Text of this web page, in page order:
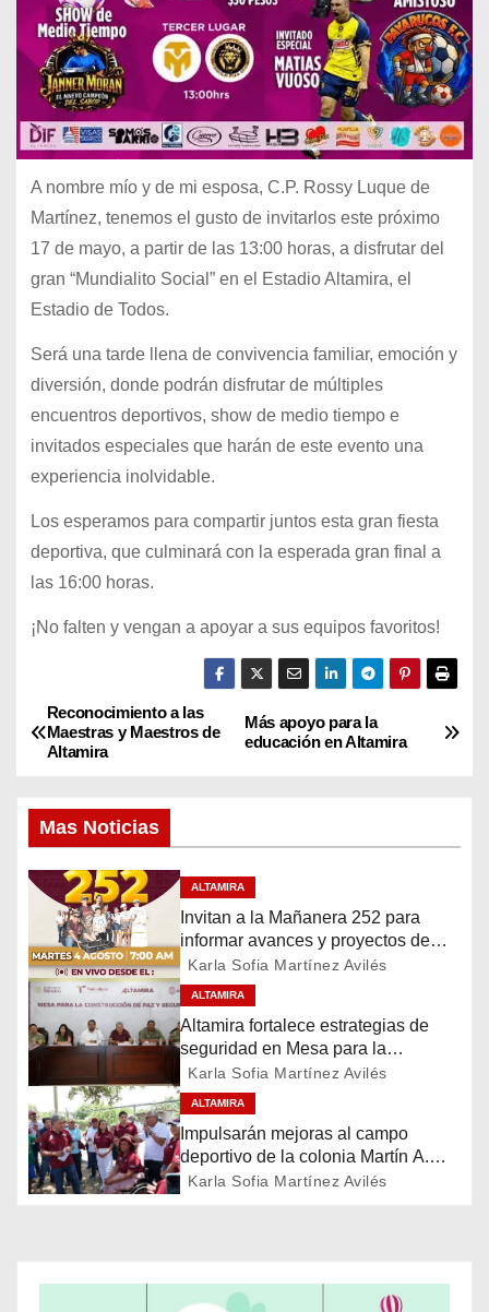
A nombre mío y de mi esposa, C.P. Rossy Luque de
Martínez, tenemos el gusto de invitarlos este próximo
17 de mayo, a partir de las 13:00 horas, a disfrutar del
gran “Mundialito Social” en el Estadio Altamira, el
Estadio de Todos.
Será una tarde llena de convivencia familiar, emoción y
diversión, donde podrán disfrutar de múltiples
encuentros deportivos, show de medio tiempo e
invitados especiales que harán de este evento una
experiencia inolvidable.
Los esperamos para compartir juntos esta gran fiesta
deportiva, que culminará con la esperada gran final a
las 16:00 horas.
¡No falten y vengan a apoyar a sus equipos favoritos!
N
a
v
e
g
a
c
i
ó
n
d
e
Más apoyo para la
educación en Altamira
Reconocimiento a las
Maestras y Maestros de
Altamira
Mas Noticias
ALTAMIRA
Invitan a la Mañanera 252 para
informar avances y proyectos de
Altamira
Karla Sofia Martínez Avilés
ALTAMIRA
Altamira fortalece estrategias de
seguridad en Mesa para la
Construcción de Paz
Karla Sofia Martínez Avilés
ALTAMIRA
Impulsarán mejoras al campo
deportivo de la colonia Martín A.
Martínez
Karla Sofia Martínez Avilés